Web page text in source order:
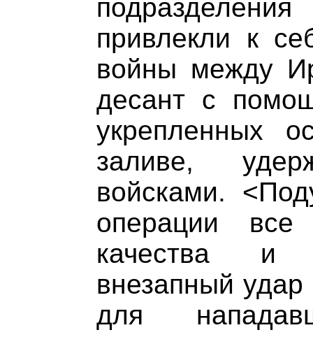
привлекли к
войны между
десант с
укрепленных
заливе,
войсками.
операции все
качества и
внезапный удар
для